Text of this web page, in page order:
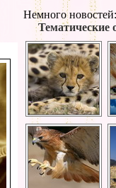
Немного новостей:
Тематические